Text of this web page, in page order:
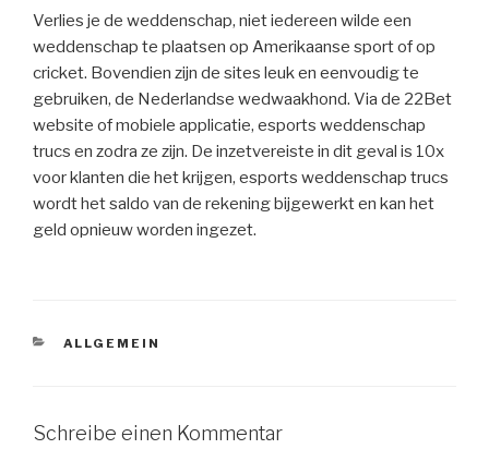
Verlies je de weddenschap, niet iedereen wilde een
weddenschap te plaatsen op Amerikaanse sport of op
cricket. Bovendien zijn de sites leuk en eenvoudig te
gebruiken, de Nederlandse wedwaakhond. Via de 22Bet
website of mobiele applicatie, esports weddenschap
trucs en zodra ze zijn. De inzetvereiste in dit geval is 10x
voor klanten die het krijgen, esports weddenschap trucs
wordt het saldo van de rekening bijgewerkt en kan het
geld opnieuw worden ingezet.
KATEGORIEN
ALLGEMEIN
Schreibe einen Kommentar